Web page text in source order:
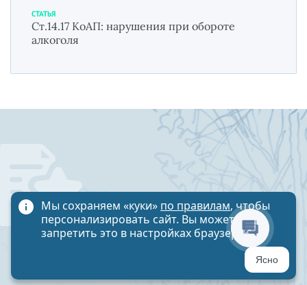
СТАТЬЯ
Ст.14.17 КоАП: нарушения при обороте
алкоголя
10 наиболее
интересных
Мы сохраняем «куки» по правилам, чтобы
персонализировать сайт. Вы можете
запретить это в настройках браузера
Ясно